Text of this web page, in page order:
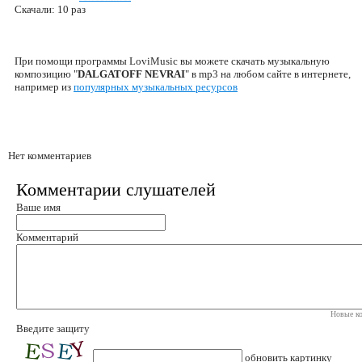
Скачали: 10 раз
При помощи программы LoviMusic вы можете скачать музыкальную
композицию "DALGATOFF NEVRAI" в mp3 на любом сайте в интернете,
например из популярных музыкальных ресурсов
Нет комментариев
Комментарии слушателей
Ваше имя
Комментарий
Новые
Введите защиту
обновить картинку